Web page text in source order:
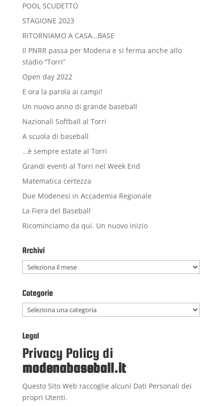
POOL SCUDETTO
STAGIONE 2023
RITORNIAMO A CASA…BASE
Il PNRR passa per Modena e si ferma anche allo
stadio “Torri”
Open day 2022
E ora la parola ai campi!
Un nuovo anno di grande baseball
Nazionali Softball al Torri
A scuola di baseball
…è sempre estate al Torri
Grandi eventi al Torri nel Week End
Matematica certezza
Due Modenesi in Accademia Regionale
La Fiera del Baseball
Ricominciamo da qui. Un nuovo inizio
Archivi
Archivi
Categorie
Categorie
Legal
Privacy Policy di
modenabaseball.it
Questo Sito Web raccoglie alcuni Dati Personali dei
propri Utenti.